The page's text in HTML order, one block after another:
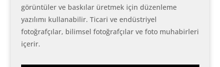
görüntüler ve baskılar üretmek için düzenleme
yazılımı kullanabilir. Ticari ve endüstriyel
fotoğrafçılar, bilimsel fotoğrafçılar ve foto muhabirleri
içerir.